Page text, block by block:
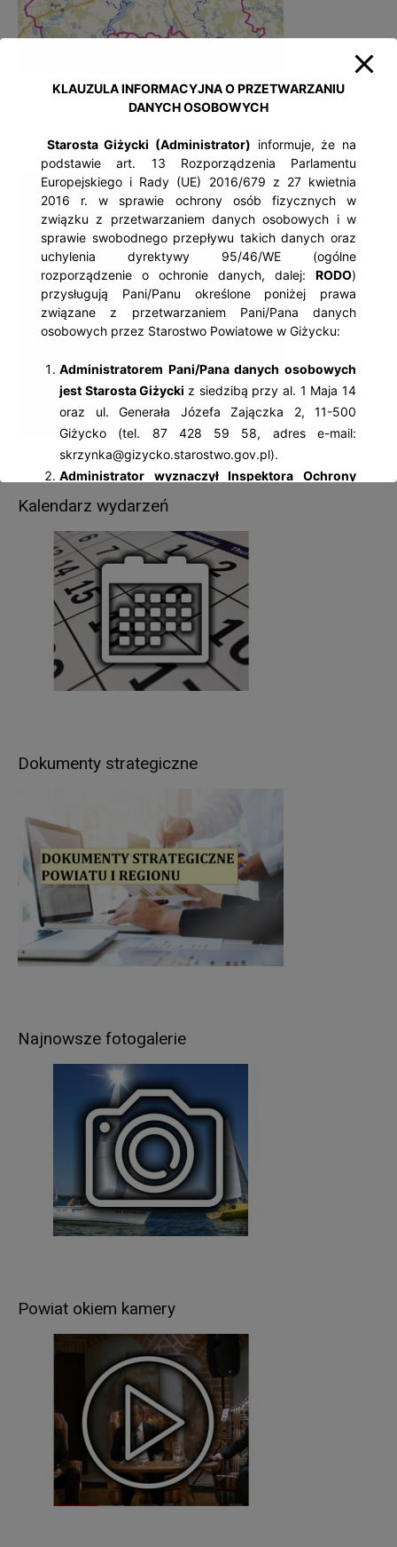
Ważne informacje
Kalendarz wydarzeń
Dokumenty strategiczne
Najnowsze fotogalerie
Powiat okiem kamery
KLAUZULA INFORMACYJNA O PRZETWARZANIU
DANYCH OSOBOWYCH
Starosta Giżycki (Administrator) informuje, że na
podstawie art. 13 Rozporządzenia Parlamentu
Europejskiego i Rady (UE) 2016/679 z 27 kwietnia
2016 r. w sprawie ochrony osób fizycznych w
związku z przetwarzaniem danych osobowych i w
sprawie swobodnego przepływu takich danych oraz
uchylenia dyrektywy 95/46/WE (ogólne
rozporządzenie o ochronie danych, dalej: RODO)
przysługują Pani/Panu określone poniżej prawa
związane z przetwarzaniem Pani/Pana danych
osobowych przez Starostwo Powiatowe w Giżycku:
Administratorem Pani/Pana danych osobowych
jest Starosta Giżycki z siedzibą przy al. 1 Maja 14
oraz ul. Generała Józefa Zajączka 2, 11-500
Giżycko (tel. 87 428 59 58, adres e-mail:
skrzynka@gizycko.starostwo.gov.pl).
Administrator wyznaczył Inspektora Ochrony
Danych Osobowych
którą można się kontaktować: al. 1 Maja 14, 11-
500 Giżycko; tel. 87 428 59 58, adres e-mail:
iod@gizycko.starostwo.gov.pl.
Pani/Pana dane osobowe będą przetwarzane
w następujących celach:
wypełnienia obowiązków prawnych ciążących na
Administratorze – wynikających z ustaw
kompetencyjnych (szczególnych) (np.: wydawanie
zezwoleń w zakresie rejestracji pojazdów, praw
Administratora,
osobowe przetwarzane są wyłącznie na podstawie
wcześniej udzielonej zgody w zakresie i celu
określonym w treści zgody (np. sprawy dot.
rekrutacji pracowników).
Podstawą prawną przetwarzania Pani/Pana
danych osobowych jest
w przypadku wypełnienia obowiązków prawnych
ciążących na Administratorze - obowiązujące
Administratorem (art. 6 ust.1 lit. b RODO),
udzielona przez Panią/Pana zgoda na
przetwarzanie danych osobowych – np. w celu
rekrutacji (art. 6 ust.1 lit. a RODO).
W związku z przetwarzaniem danych w celach
wskazanych w pkt 3, Pani/Pana
mogą być udostępniane innym odbiorcom lub
kategoriom odbiorców danych osobowych
Odbiorcami Pani/Pana danych osobowych mogą
być:
w celach, które wynikają z przepisów powszechnie
kontrolujące, sądy, policja itp.);
inne podmioty, które na podstawie stosownych
umów podpisanych z Starostwem Powiatowym w
Giżycku przetwarzają dane osobowe, dla których
Administratorem jest Starosta Giżycki (np. usługi
pocztowe).
Pani/Pana dane osobowe będą przetwarzane
przez okres niezbędny do realizacji celów